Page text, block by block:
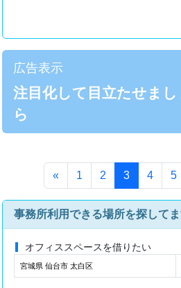
広告表示
注目化して目立たせま
ら
« 1 2 3(このペー
4 5
事務所利用できる場所を探してま
オフィススペースを借りたい
宮城県 仙台市 太白区